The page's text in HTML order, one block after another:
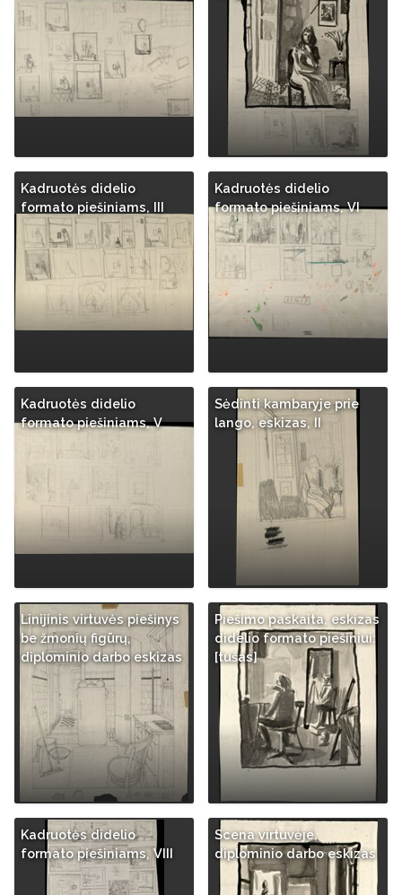
Kadruotės didelio
formato piešiniams, III
Kadruotės didelio
formato piešiniams, VI
Kadruotės didelio
formato piešiniams, V
Sėdinti kambaryje prie
lango, eskizas, II
Linijinis virtuvės piešinys
be žmonių figūrų,
diplominio darbo eskizas
Piešimo paskaita, eskizas
didelio formato piešiniui:
[tušas]
Kadruotės didelio
formato piešiniams, VIII
Scena virtuvėje,
diplominio darbo eskizas